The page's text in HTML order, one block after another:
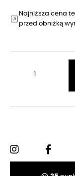
Najniższa cena
przed obniżką